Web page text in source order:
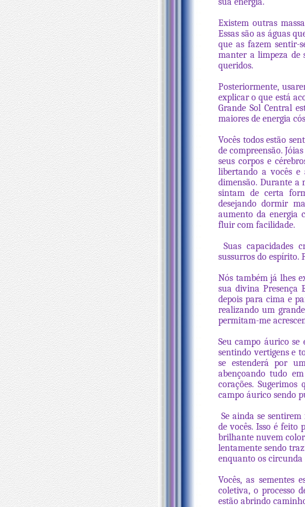
Existem outras
Essas são as águas
que as fazem sentir-
manter a limpeza de
queridos.
Posteriormente,
explicar o que está
Grande Sol Central
maiores de energia
Vocês todos estão
de compreensão.
seus corpos e
libertando a vocês e
dimensão. Durante a
sintam de certa
desejando dormir
aumento da energia
fluir com facilidade.
Suas capacidades
sussurros do espírito.
Nós também já lhes
sua divina Presença
depois para cima e
realizando um
permitam-me
Seu campo áurico se
sentindo vertigens e
se estenderá por
abençoando tudo
corações.
campo áurico sendo
Se ainda se
de vocês. Isso é
brilhante nuvem
lentamente sendo
enquanto os circunda
Vocês, as sementes
coletiva, o processo
estão abrindo